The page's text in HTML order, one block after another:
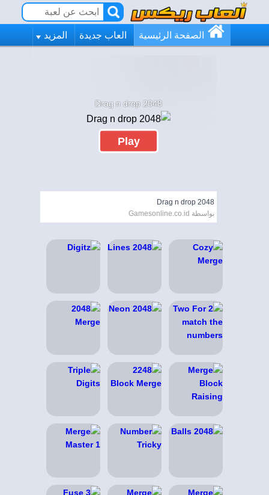
الصفحة الرئيسية العاب جديدة المزيد
2048 Drag n drop
Play
2048 Drag n drop
بواسطة Gamesonline.co.id